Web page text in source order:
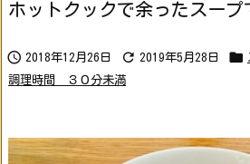
ホットクックで余ったスープ
 2018年12月26日  2019年5月28日 
調理時間 ３０分未満